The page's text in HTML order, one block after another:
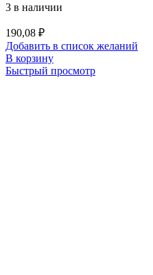
3 в наличии
190,08 ₽
Добавить в список желаний
В корзину
Быстрый просмотр